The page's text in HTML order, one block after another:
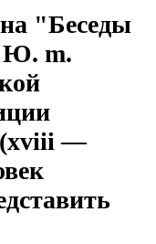
"Беседы
Ю. m.
(xviii —